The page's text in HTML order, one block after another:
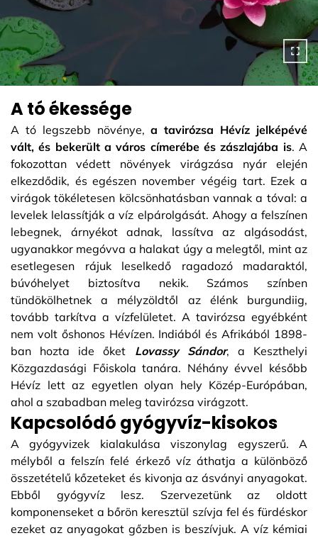
A tó ékessége
A tó legszebb növénye,a tavirózsa Hévíz jelképévé
vált, és bekerült a város címerébe és zászlajába is. A
fokozottan védett növények virágzása nyár elején
elkezdődik, és egészen november végéig tart. Ezek a
virágok tökéletesen kölcsönhatásban vannak a tóval: a
levelek lelassítják a víz elpárolgását. Ahogy a felszínen
lebegnek, árnyékot adnak, lassítva az algásodást,
ugyanakkor megóvva a halakat úgy a melegtől, mint az
esetlegesen rájuk leselkedő ragadozó madaraktól,
búvóhelyet biztosítva nekik. Számos színben
tündökölhetnek a mélyzöldtől az élénk burgundiig,
tovább tarkítva a vízfelületet. A tavirózsa egyébként
nem volt őshonos Hévízen. Indiából és Afrikából 1898-
ban hozta ide őket Lovassy Sándor, a Keszthelyi
Közgazdasági Főiskola tanára. Néhány évvel később
Hévíz lett az egyetlen olyan hely Közép-Európában,
ahol a szabadban meleg tavirózsa virágzott.
Kapcsolódó gyógyvíz-kisokos
A gyógyvizek kialakulása viszonylag egyszerű. A
mélyből a felszín felé érkező víz áthatja a különböző
összetételű kőzeteket és kivonja az ásványi anyagokat.
Ebből gyógyvíz lesz. Szervezetünk az oldott
komponenseket a bőrön keresztül szívja fel és fürdéskor
ezeket az anyagokat gőzben is beszívjuk. A víz kémiai